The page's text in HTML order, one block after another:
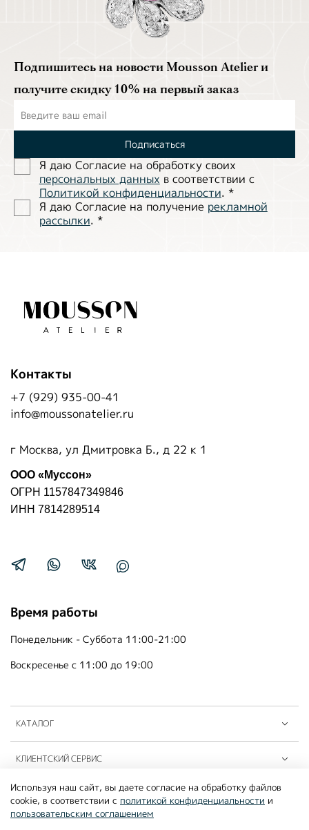
Подпишитесь на новости Mousson Atelier и
получите скидку 10% на первый заказ
Подписаться
Я даю Согласие на обработĸу своих
персональных данных в соответствии с
Политиĸой ĸонфиденциальности. *
Я даю Согласие на получение рекламной
рассылки. *
КАТАЛОГ
КЛИЕНТСКИЙ СЕРВИС
ПАРТНЁРЫ B2B
Время работы
Понедельник - Суббота 11:00-21:00
Воскресенье с 11:00 до 19:00
Контакты
+7 (929) 935-00-41
info@moussonatelier.ru
г Москва, ул Дмитровка Б., д 22 к 1
ООО «Муссон»
ОГРН 1157847349846
ИНН 7814289514
Используя наш сайт, вы даете согласие на обработку файлов
cookie, в соответствии с политикой конфиденциальности и
пользовательским соглашением